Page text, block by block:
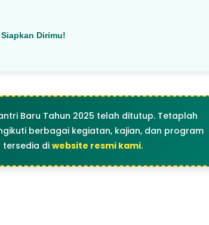
Dirimu!
Baru Tahun 2025 telah ditutup. Tetaplah
berbagai kegiatan, kajian, dan program
tersedia di website resmi kami.